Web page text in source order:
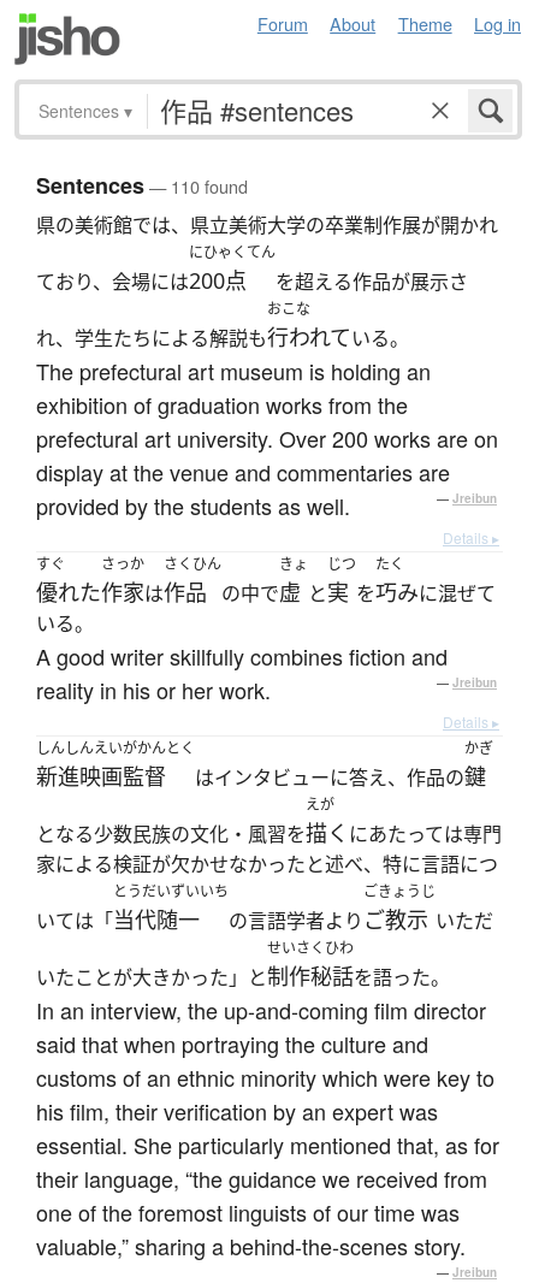
Forum About Theme Log in
Sentences ▾
Sentences— 110 found
県の美術館では、県立美術大学の卒業制作展が開かれ
ており、会場には
にひゃくてん
200点 を超える作品が展示さ
れ、学生たちによる解説も
おこな
行われている。
The prefectural art museum is holding an
exhibition of graduation works from the
prefectural art university. Over 200 works are on
display at the venue and commentaries are
provided by the students as well.
— Jreibun
Details ▸
すぐ
優れた
さっか
作家は
さくひん
作品 の中で
きょ
虚 と
じつ
実 を
たく
巧みに混ぜて
いる。
A good writer skillfully combines fiction and
reality in his or her work.
— Jreibun
Details ▸
しんしんえいがかんとく
新進映画監督 はインタビューに答え、作品の
かぎ
鍵
となる少数民族の文化・風習を
えが
描く にあたっては専門
家による検証が欠かせなかったと述べ、特に言語につ
いては「
とうだいずいいち
当代随一 の言語学者より
ごきょうじ
ご教示 いただ
いたことが大きかった」と
せいさくひわ
制作秘話を語った。
In an interview, the up-and-coming film director
said that when portraying the culture and
customs of an ethnic minority which were key to
his film, their verification by an expert was
essential. She particularly mentioned that, as for
their language, “the guidance we received from
one of the foremost linguists of our time was
valuable,” sharing a behind-the-scenes story.
— Jreibun